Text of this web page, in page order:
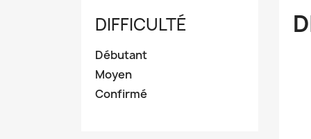
DIFFICULTÉ
Débutant
Moyen
Confirmé